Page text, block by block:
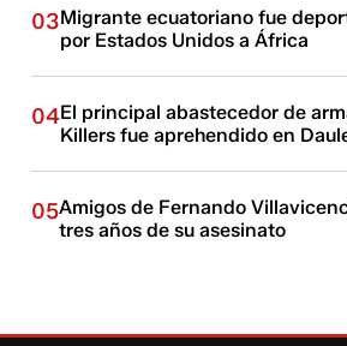
03Migrante ecuatoriano fue
por Estados Unidos a África
04El principal abastecedor de
Killers fue aprehendido en
05Amigos de Fernando
tres años de su asesinato